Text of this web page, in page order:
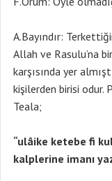
A.Bayındır:
Allah ve Rasulu’na
karşısında yer
kişilerden birisi odur.
Teala;
“ulâike ketebe fi
kalplerine imanı